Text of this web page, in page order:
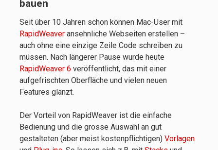
bauen
Seit über 10 Jahren schon können Mac-User mit
RapidWeaver ansehnliche Webseiten erstellen –
auch ohne eine einzige Zeile Code schreiben zu
müssen. Nach längerer Pause wurde heute
RapidWeaver 6 veröffentlicht, das mit einer
aufgefrischten Oberfläche und vielen neuen
Features glänzt.
Der Vorteil von RapidWeaver ist die einfache
Bedienung und die grosse Auswahl an gut
gestalteten (aber meist kostenpflichtigen) Vorlagen